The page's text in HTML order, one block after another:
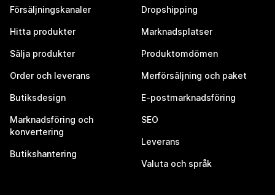
Försäljningskanaler
Hitta produkter
Sälja produkter
Order och leverans
Butiksdesign
Marknadsföring och
konvertering
Butikshantering
Dropshipping
Marknadsplatser
Produktomdömen
Merförsäljning och paket
E-postmarknadsföring
SEO
Leverans
Valuta och språk